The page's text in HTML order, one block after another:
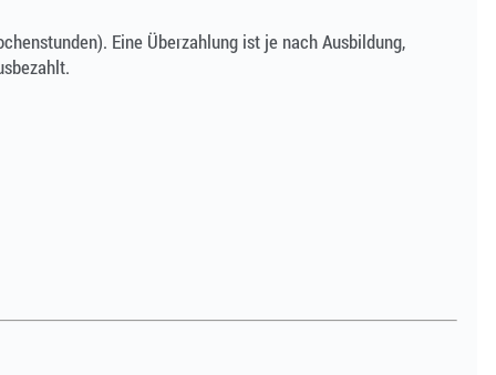
Eine Überzahlung ist je nach Ausbildung,